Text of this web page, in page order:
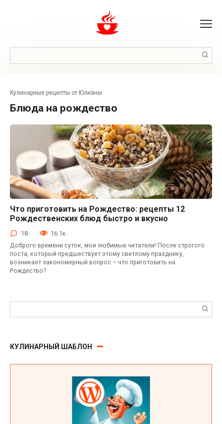
Кулинарные рецепты от Юлианы
блюда на рождество
Рецепты на Праздники
Что приготовить на Рождество: рецепты 12
Рождественских блюд быстро и вкусно
18
16.1к.
Доброго времени суток, мои любимые читатели! После строгого
поста, который предшествует этому светлому празднику,
возникает закономерный вопрос – что приготовить на
Рождество?
КУЛИНАРНЫЙ ШАБЛОН